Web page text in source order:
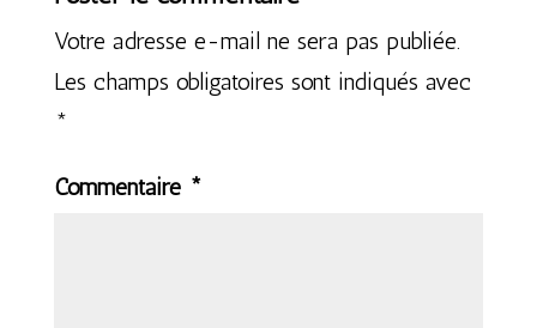
Votre adresse e-mail ne sera pas publiée.
Les champs obligatoires sont indiqués avec
*
Commentaire *